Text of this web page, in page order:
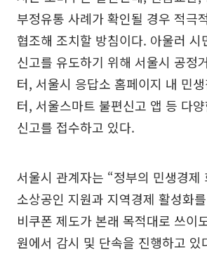
부정유통 사례가 확인될 경우 적극
협조해 조치할 방침이다. 아울러 시
신고를 유도하기 위해 서울시 공정
터, 서울시 응답소 홈페이지 내 민
터, 서울스마트 불편신고 앱 등 다
신고를 접수하고 있다.
서울시 관계자는 “정부의 민생경제
소상공인 지원과 지역경제 활성화
비쿠폰 제도가 본래 목적대로 쓰이
원에서 감시 및 단속을 진행하고 있